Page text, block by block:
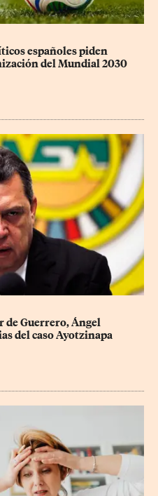
españoles piden
del Mundial 2030
de Guerrero, Ángel
del caso Ayotzinapa